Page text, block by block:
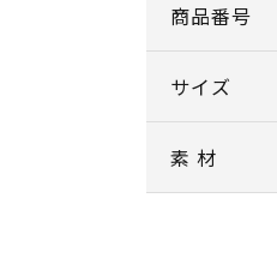
商品番号
サイズ
素 材